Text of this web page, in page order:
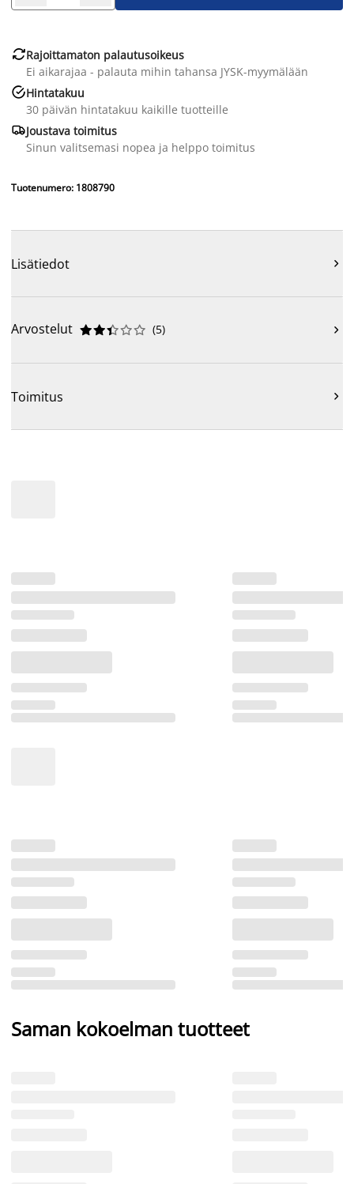
Rajoittamaton palautusoikeus
Ei aikarajaa - palauta mihin tahansa JYSK-myymälään
Hintatakuu
30 päivän hintatakuu kaikille tuotteille
Joustava toimitus
Sinun valitsemasi nopea ja helppo toimitus
Tuotenumero: 1808790
Lisätiedot 
Arvostelut 




 (5) 
Toimitus 
Saman kokoelman tuotteet